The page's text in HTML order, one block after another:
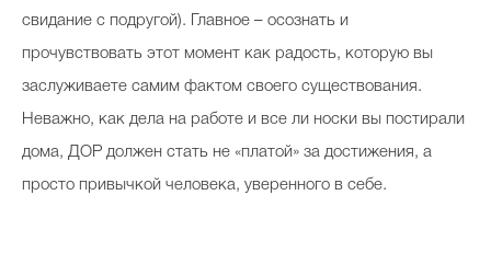
свидание с подругой). Главное – осознать и
прочувствовать этот момент как радость, которую вы
заслуживаете самим фактом своего существования.
Неважно, как дела на работе и все ли носки вы постирали
дома, ДОР должен стать не «платой» за достижения, а
просто привычкой человека, уверенного в себе.